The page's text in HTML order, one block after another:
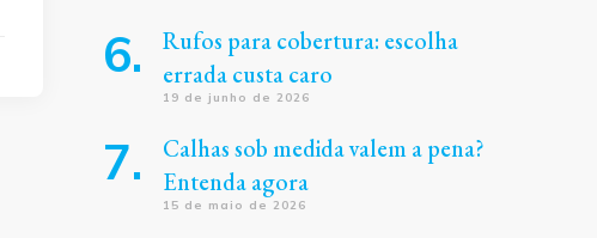
Rufos para cobertura: escolha
errada custa caro
19 de junho de 2026
Calhas sob medida valem a pena?
Entenda agora
15 de maio de 2026